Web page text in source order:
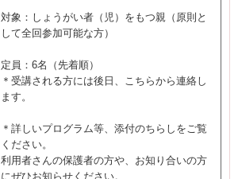
対象：しょうがい者（児）をもつ親（原則と
して全回参加可能な方）
定員：6名（先着順）
＊受講される方には後日、こちらから連絡し
ます。
＊詳しいプログラム等、添付のちらしをご覧
ください。
利用者さんの保護者の方や、お知り合いの方
にぜひお知らせください。